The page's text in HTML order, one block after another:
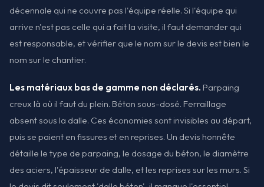
décennale qui ne couvre pas l'équipe réelle. Si l'équipe qui
arrive n'est pas celle qui a fait la visite, il faut demander qui
est responsable, et vérifier que le nom sur le devis est bien le
nom sur le chantier.
Les matériaux bas de gamme non déclarés. Parpaing
creux là où il faut du plein. Béton sous-dosé. Ferraillage
absent sous la dalle. Ces économies sont invisibles au départ,
puis se paient en fissures et en reprises. Un devis honnête
détaille le type de parpaing, le dosage du béton, le diamètre
des aciers, l'épaisseur de dalle, et les reprises sur les murs. Si